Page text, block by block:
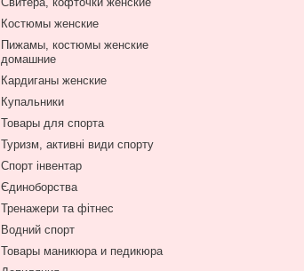
Костюмы женские
Пижамы, костюмы женские
домашние
Кардиганы женские
Купальники
Товары для спорта
Туризм, активні види спорту
Спорт інвентар
Єдиноборства
Тренажери та фітнес
Водний спорт
Товары маникюра и педикюра